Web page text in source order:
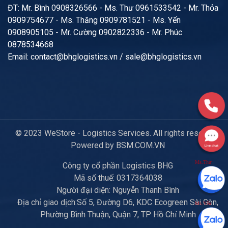
ĐT: Mr. Bình 0908326566 - Ms. Thư 0961533542 - Mr. Thỏa
0909754677 - Ms. Thăng 0909781521 - Ms. Yến
0908905105 - Mr. Cường 0902822336 - Mr. Phúc
0878534668
Email: contact@bhglogistics.vn / sale@bhglogistics.vn
© 2023 WeStore - Logistics Services. All rights reserved.
Powered by BSM.COM.VN
Công ty cổ phần Logistics BHG
Mã số thuế: 0317364038
Người đại diện: Nguyễn Thanh Bình
Địa chỉ giao dịch:Số 5, Đường D6, KDC Ecogreen Sài Gòn,
Phường Bình Thuận, Quận 7, TP Hồ Chí Minh
Ms.Thư
Ms.Yến